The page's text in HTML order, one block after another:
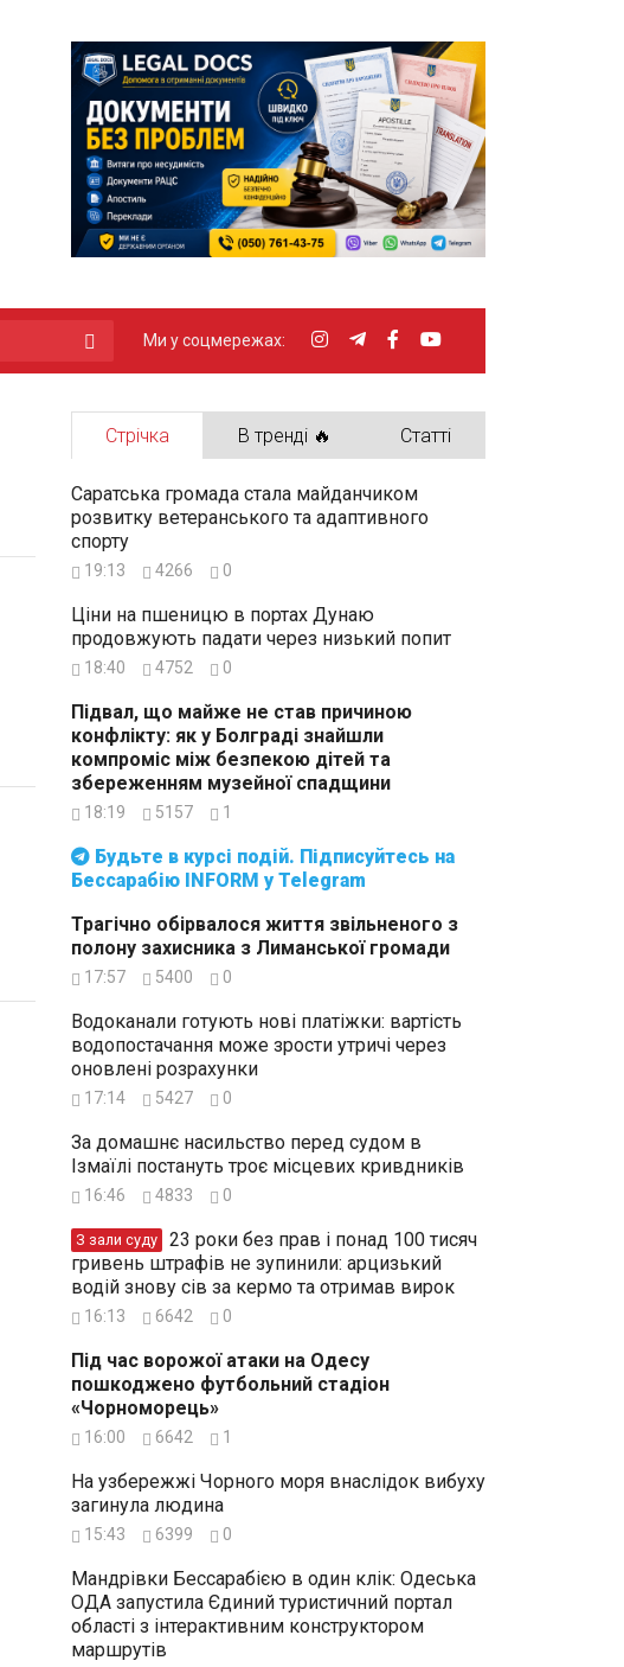
Ми у соцмережах:
Стрічка В тренді 🔥 Статті
Бессарабію INFORM у Telegram
Саратська громада стала майданчиком
розвитку ветеранського та адаптивного
спорту
19:13 4266 0
Ціни на пшеницю в портах Дунаю
продовжують падати через низький попит
18:40 4752 0
Підвал, що майже не став причиною
конфлікту: як у Болграді знайшли
компроміс між безпекою дітей та
збереженням музейної спадщини
18:19 5157 1
Трагічно обірвалося життя звільненого з
полону захисника з Лиманської громади
17:57 5400 0
Водоканали готують нові платіжки: вартість
водопостачання може зрости утричі через
оновлені розрахунки
17:14 5427 0
За домашнє насильство перед судом в
Ізмаїлі постануть троє місцевих кривдників
16:46 4833 0
З зали суду
гривень штрафів не зупинили: арцизький
водій знову сів за кермо та отримав вирок
16:13 6642 0
Під час ворожої атаки на Одесу
пошкоджено футбольний стадіон
«Чорноморець»
16:00 6642 1
На узбережжі Чорного моря внаслідок вибуху
загинула людина
15:43 6399 0
Мандрівки Бессарабією в один клік: Одеська
ОДА запустила Єдиний туристичний портал
області з інтерактивним конструктором
маршрутів